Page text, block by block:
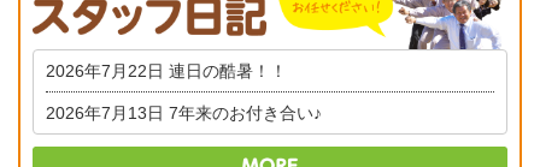
2026年7月22日 連日の酷暑！！
2026年7月13日 7年来のお付き合い♪